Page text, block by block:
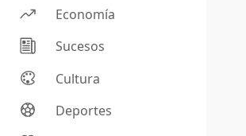
Economía
Sucesos
Cultura
Deportes